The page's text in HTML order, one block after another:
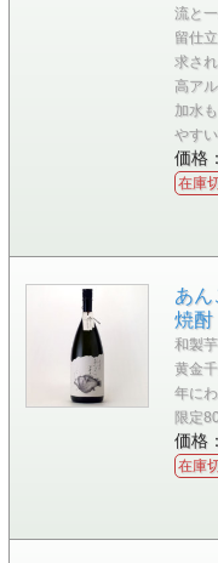
流と
留仕
求さ
高ア
加水
やす
価格
在庫
あん
焼
和製
黄金
年に
限定
価格
在庫